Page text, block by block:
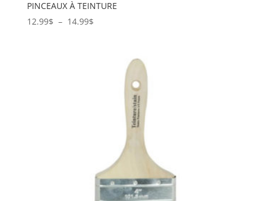
PINCEAUX À TEINTURE
12.99$ – 14.99$Plage